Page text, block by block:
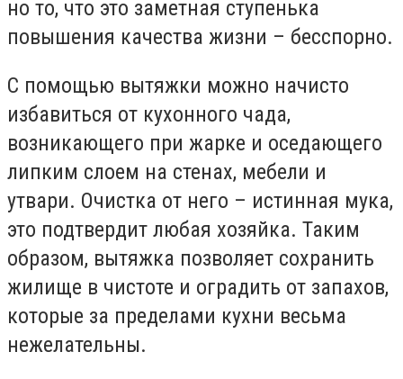
но то, что это заметная ступенька
повышения качества жизни – бесспорно.
С помощью вытяжки можно начисто
избавиться от кухонного чада,
возникающего при жарке и оседающего
липким слоем на стенах, мебели и
утвари. Очистка от него – истинная мука,
это подтвердит любая хозяйка. Таким
образом, вытяжка позволяет сохранить
жилище в чистоте и оградить от запахов,
которые за пределами кухни весьма
нежелательны.